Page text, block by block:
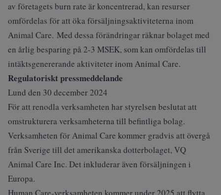
av företagets burn rate är koncentrerad, kan resurser
omfördelas för att öka försäljningsaktiviteterna inom
Animal Care. Med dessa förändringar räknar bolaget med
en årlig besparing på 2-3 MSEK, som kan omfördelas till
intäktsgenererande aktiviteter inom Animal Care.
Regulatoriskt pressmeddelande
Lund den 30 december 2024
För att renodla verksamheten har styrelsen beslutat att
omstrukturera verksamheterna till befintliga bolag.
Verksamheten för Animal Care kommer gradvis att övergå
från Sverige till det amerikanska dotterbolaget, VQ
Animal Care Inc. Det inkluderar även försäljningen i
Europa.